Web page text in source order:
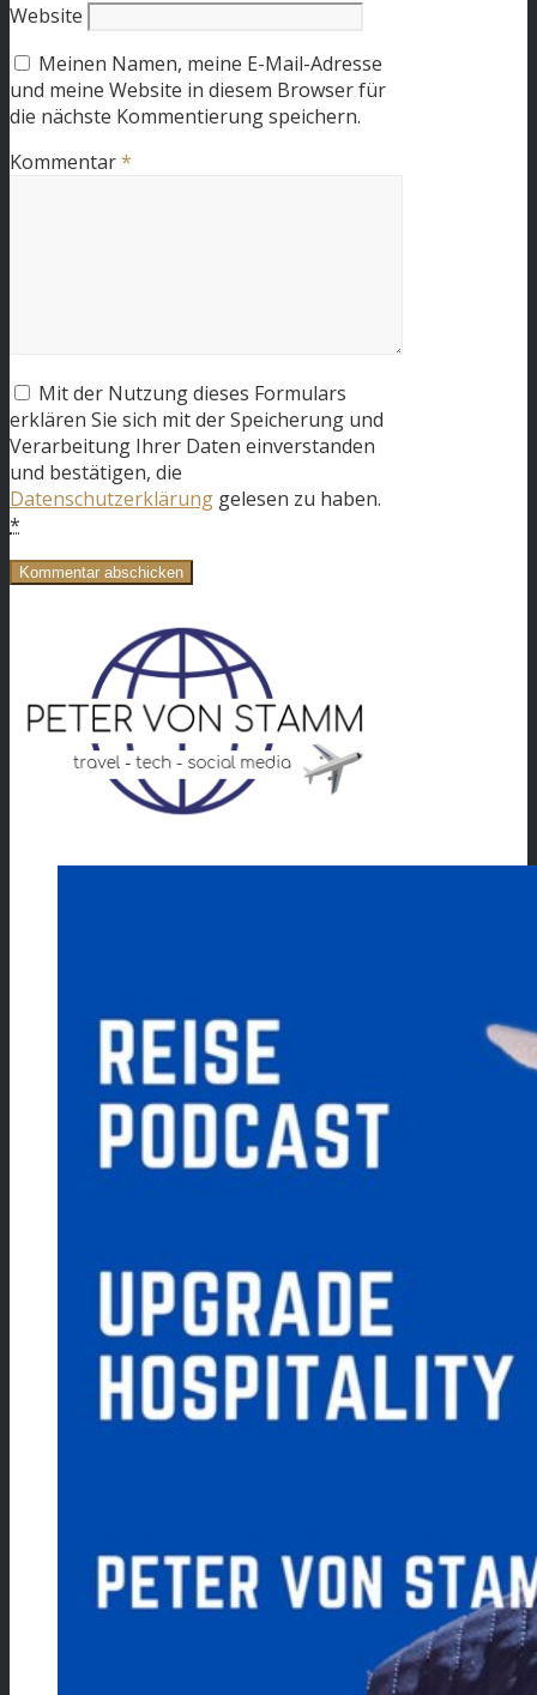
Website
Meinen Namen, meine E-Mail-Adresse
und meine Website in diesem Browser für
die nächste Kommentierung speichern.
Kommentar*
Mit der Nutzung dieses Formulars
erklären Sie sich mit der Speicherung und
Verarbeitung Ihrer Daten einverstanden
und bestätigen, die
Datenschutzerklärung gelesen zu haben.
*